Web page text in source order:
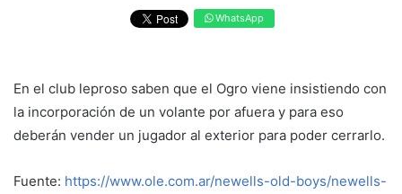
WhatsApp
En el club leproso saben que el Ogro viene insistiendo con
la incorporación de un volante por afuera y para eso
deberán vender un jugador al exterior para poder cerrarlo.
Fuente: https://www.ole.com.ar/newells-old-boys/newells-